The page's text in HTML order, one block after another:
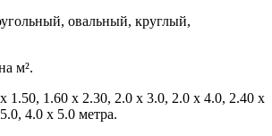
овальный, круглый,
м².
1.50, 1.60 х 2.30, 2.0 х 3.0, 2.0 х 4.0, 2.40 х
4.0 х 5.0 метра.